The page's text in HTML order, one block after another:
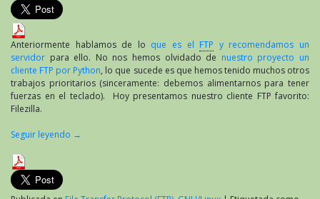
Anteriormente hablamos de lo que es el FTP y recomendamos un
servidor para ello. No nos hemos olvidado de nuestro proyecto un
cliente FTP por Python, lo que sucede es que hemos tenido muchos otros
trabajos prioritarios (sinceramente: debemos alimentarnos para tener
fuerzas en el teclado). Hoy presentamos nuestro cliente FTP favorito:
Filezilla.
Seguir leyendo →